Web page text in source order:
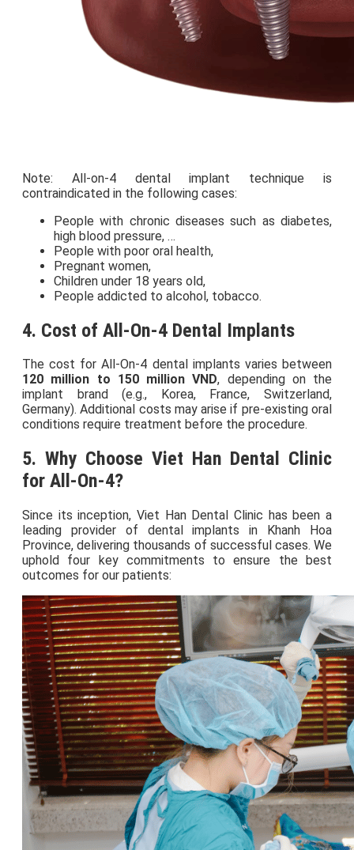
Note: All-on-4 dental implant technique is
contraindicated in the following cases:
People with chronic diseases such as diabetes,
high blood pressure, …
People with poor oral health,
Pregnant women,
Children under 18 years old,
People addicted to alcohol, tobacco.
4. Cost of All-On-4 Dental Implants
The cost for All-On-4 dental implants varies between
120 million to 150 million VND, depending on the
implant brand (e.g., Korea, France, Switzerland,
Germany). Additional costs may arise if pre-existing oral
conditions require treatment before the procedure.
5. Why Choose Viet Han Dental Clinic
for All-On-4?
Since its inception, Viet Han Dental Clinic has been a
leading provider of dental implants in Khanh Hoa
Province, delivering thousands of successful cases. We
uphold four key commitments to ensure the best
outcomes for our patients: